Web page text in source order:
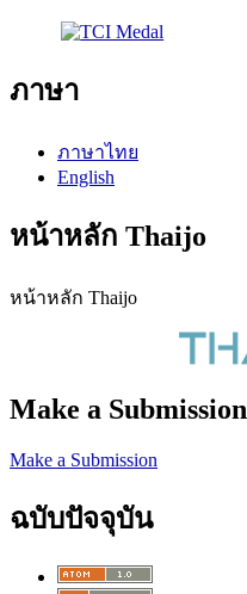
ภาษา
ภาษาไทย
English
หน้าหลัก Thaijo
หน้าหลัก Thaijo
Make a Submission
Make a Submission
ฉบับปัจจุบัน